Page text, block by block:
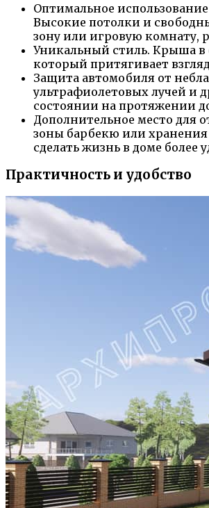
Оптимальное
Высокие потолки и
зону или игровую комнату,
Уникальный стиль. Крыша в
который притягивает
Защита автомобиля от
ультрафиолетовых лучей и
состоянии на протяжении
Дополнительное место для
зоны барбекю или хранения
сделать жизнь в доме
Практичность и удобство